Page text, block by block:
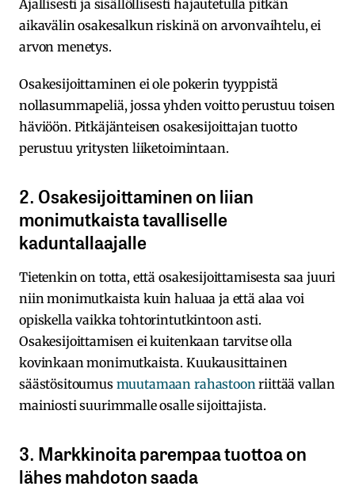
Ajallisesti ja sisällöllisesti hajautetulla pitkän
aikavälin osakesalkun riskinä on arvonvaihtelu, ei
arvon menetys.
Osakesijoittaminen ei ole pokerin tyyppistä
nollasummapeliä, jossa yhden voitto perustuu toisen
häviöön. Pitkäjänteisen osakesijoittajan tuotto
perustuu yritysten liiketoimintaan.
2. Osakesijoittaminen on liian
monimutkaista tavalliselle
kaduntallaajalle
Tietenkin on totta, että osakesijoittamisesta saa juuri
niin monimutkaista kuin haluaa ja että alaa voi
opiskella vaikka tohtorintutkintoon asti.
Osakesijoittamisen ei kuitenkaan tarvitse olla
kovinkaan monimutkaista. Kuukausittainen
säästösitoumus muutamaan rahastoon riittää vallan
mainiosti suurimmalle osalle sijoittajista.
3. Markkinoita parempaa tuottoa on
lähes mahdoton saada